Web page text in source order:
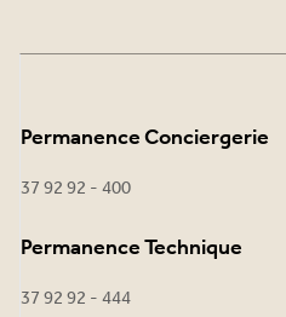
Permanence Conciergerie
37 92 92 - 400
Permanence Technique
37 92 92 - 444